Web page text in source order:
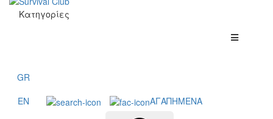
Κατηγορίες
GR
EN
ΑΓΑΠΗΜΕΝΑ